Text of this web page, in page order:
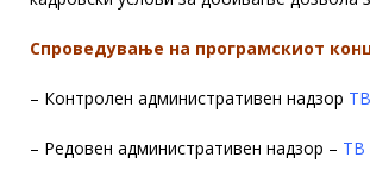
Спроведување на програмскиот
– Контролен административен надзор
– Редовен административен надзор – ТВ